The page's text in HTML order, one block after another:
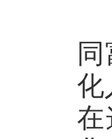
化
在